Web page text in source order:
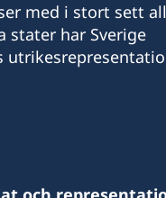
med i stort sett
stater har Sverige